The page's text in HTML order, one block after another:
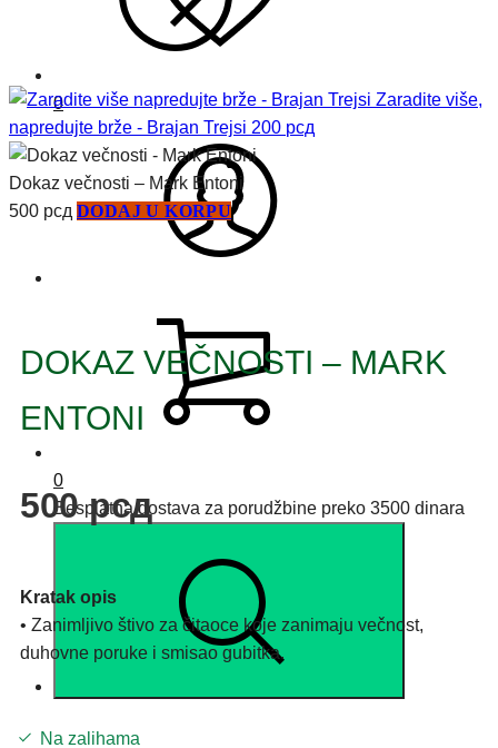
0
0
Besplatna dostava za porudžbine preko 3500 dinara
Zaradite više,
napredujte brže - Brajan Trejsi 200 рсд
Dokaz večnosti – Mark Entoni
500 рсд DODAJ U KORPU
DOKAZ VEČNOSTI – MARK
ENTONI
500рсд
Kratak opis
• Zanimljivo štivo za čitaoce koje zanimaju večnost,
duhovne poruke i smisao gubitka.
Na zalihama